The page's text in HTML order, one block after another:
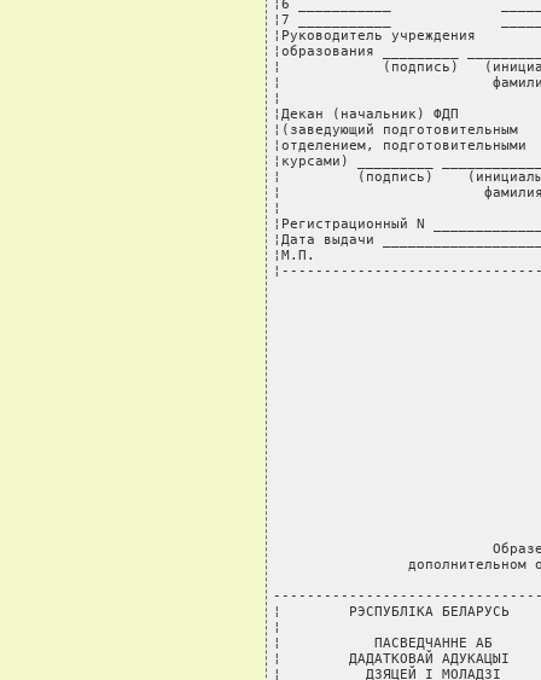
¦6 ___________
¦7 ___________
¦Руководитель
¦образования _________
¦            (подпись)
¦
¦
¦Декан (начальник) ФДП
¦(заведующий
¦отделением,
¦курсами) _________
¦         (подпись)
¦
¦
¦Регистрационный N
¦Дата выдачи
¦М.П.
дополнительном
¦        РЭСПУБЛIКА БЕЛАРУСЬ
¦
¦           ПАСВЕДЧАННЕ АБ
¦        ДАДАТКОВАЙ
¦          ДЗЯЦЕЙ I МОЛАДЗI